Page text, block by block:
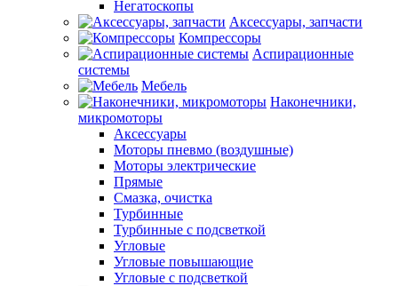
Негатоскопы
Аксессуары, запчасти
Компрессоры
Аспирационные
системы
Мебель
Наконечники,
микромоторы
Аксессуары
Моторы пневмо (воздушные)
Моторы электрические
Прямые
Смазка, очистка
Турбинные
Турбинные с подсветкой
Угловые
Угловые повышающие
Угловые с подсветкой